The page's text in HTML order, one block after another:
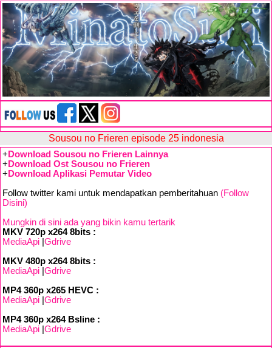
Sousou no Frieren episode 25 indonesia
+ Download Sousou no Frieren Lainnya
+ Download Ost Sousou no Frieren
+ Download Aplikasi Pemutar Video
Follow twitter kami untuk mendapatkan pemberitahuan (Follow
Disini)
Mungkin di sini ada yang bikin kamu tertarik
MKV 720p x264 8bits :
MediaApi Gdrive
MKV 480p x264 8bits :
MediaApi Gdrive
MP4 360p x265 HEVC :
MediaApi Gdrive
MP4 360p x264 Bsline :
MediaApi Gdrive